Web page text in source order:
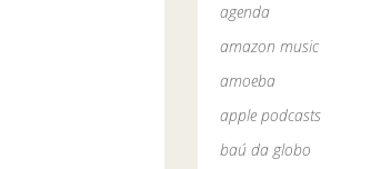
agenda
amazon music
amoeba
apple podcasts
baú da globo